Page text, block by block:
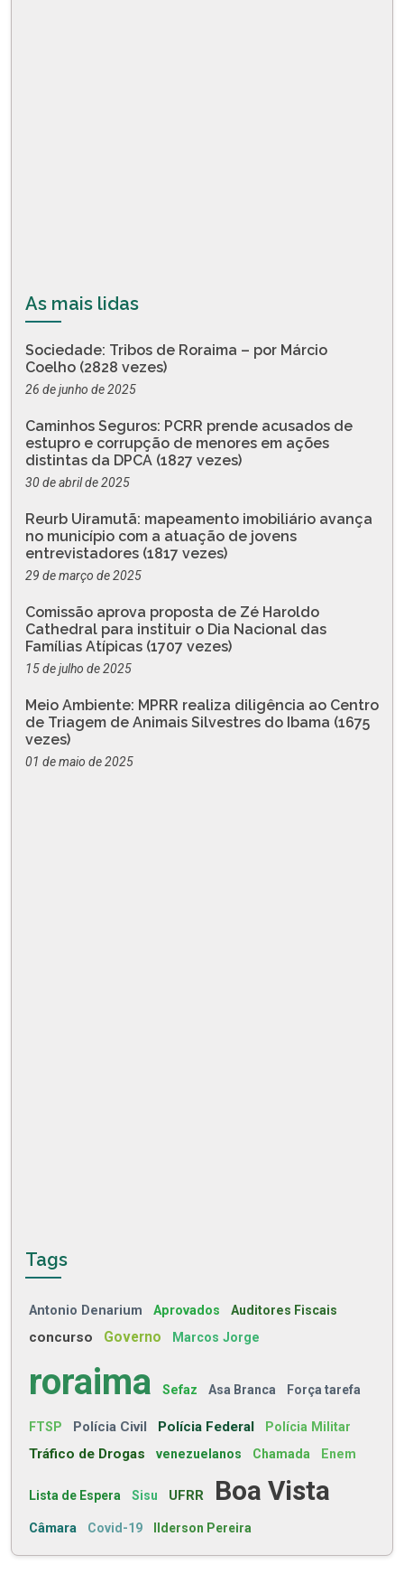
As mais lidas
Sociedade: Tribos de Roraima – por Márcio
Coelho (2828 vezes)
26 de junho de 2025
Caminhos Seguros: PCRR prende acusados de
estupro e corrupção de menores em ações
distintas da DPCA (1827 vezes)
30 de abril de 2025
Reurb Uiramutã: mapeamento imobiliário avança
no município com a atuação de jovens
entrevistadores (1817 vezes)
29 de março de 2025
Comissão aprova proposta de Zé Haroldo
Cathedral para instituir o Dia Nacional das
Famílias Atípicas (1707 vezes)
15 de julho de 2025
Meio Ambiente: MPRR realiza diligência ao Centro
de Triagem de Animais Silvestres do Ibama (1675
vezes)
01 de maio de 2025
Tags
Antonio Denarium Aprovados Auditores Fiscais
concurso Governo Marcos Jorge
roraima Sefaz Asa Branca Força tarefa
FTSP Polícia Civil Polícia Federal Polícia Militar
Tráfico de Drogas venezuelanos Chamada Enem
Lista de Espera Sisu UFRR Boa Vista
Câmara Covid-19 Ilderson Pereira